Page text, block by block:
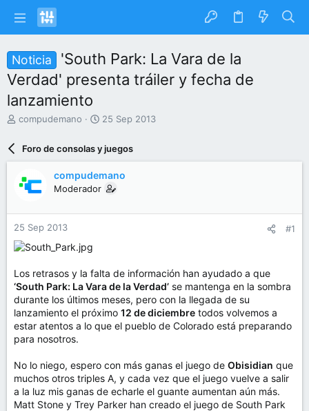
Noticia
'South Park: La Vara de la
Verdad' presenta tráiler y fecha de
lanzamiento
I
a
r
d
e
l
e
m
a
compudemano
F
c
h
d
e
n
25 Sep 2013
Foro de consolas y juegos
compudemano
Moderador
25 Sep 2013 #1
Los retrasos y la falta de información han ayudado a que
‘South Park: La Vara de la Verdad’ se mantenga en la sombra
durante los últimos meses, pero con la llegada de su
lanzamiento el próximo 12 de diciembre todos volvemos a
estar atentos a lo que el pueblo de Colorado está preparando
para nosotros.
No lo niego, espero con más ganas el juego de Obisidian que
muchos otros triples A, y cada vez que el juego vuelve a salir
a la luz mis ganas de echarle el guante aumentan aún más.
Matt Stone y Trey Parker han creado el juego de South Park